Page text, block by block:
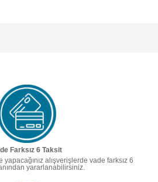
Farksız 6 Taksit
yapacağınız alışverişlerde vade farksız 6
yararlanabilirsiniz.